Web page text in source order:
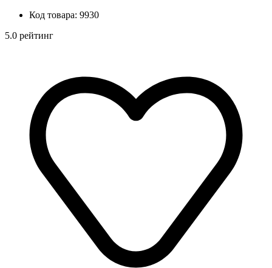
Код товара: 9930
5.0 рейтинг